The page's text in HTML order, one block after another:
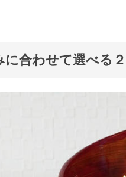
に合わせて選べる